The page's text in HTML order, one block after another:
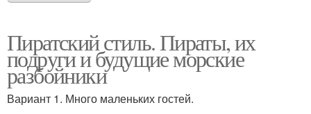
Пиратский стиль. Пираты, их
подруги и будущие морские
разбойники
Вариант 1. Много маленьких гостей.